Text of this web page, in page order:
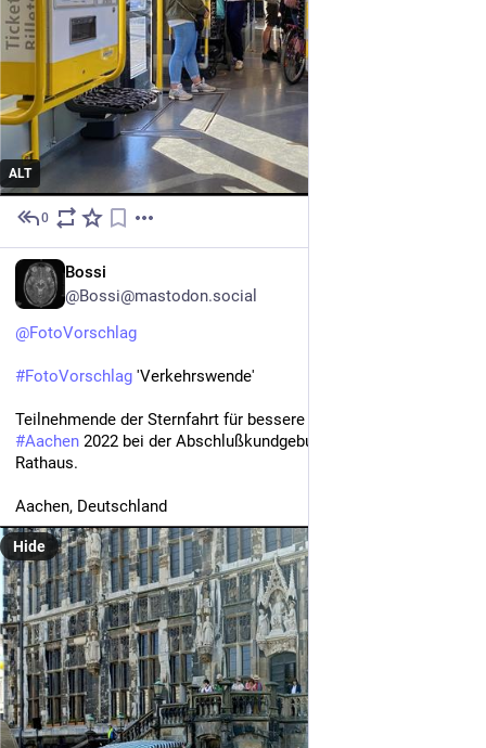
ALT
0
Bossi
@Bossi@mastodon.social
@FotoVorschlag
#FotoVorschlag 'Verkehrswende'
#Aachen 2022 bei der Abschlußkundgebung vor dem Aachener
Rathaus.
Aachen, Deutschland
Hide